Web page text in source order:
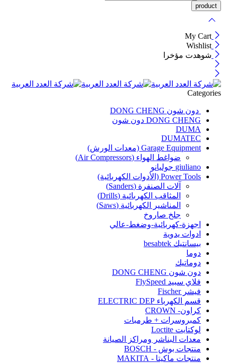
My Cart
Wishlist
شوهدت مؤخرا
Categories
دون شون DONG CHENG
DONG CHENG دون شون
DUMA
DUMATEC
Garage Equipment (معدات الورش)
ضواغط الهواء (Air Compressors)
giuliano جوليانو
Power Tools (الأدوات الكهربائية)
آلات الصنفرة (Sanders)
المثاقب الكهربائية (Drills)
المناشير الكهربائية (Saws)
جلخ صاروخ
اجهزة-كهربائية-وضغط-عالي
ادوات يدوية
بيسانتيك besabtek
دوما
دوماتيك
دون شون DONG CHENG
فلاي سبيد FlySpeed
فيشر Fischer
قسم الكهرباء ELECTRIC DEP
كراون- CROWN
كمبروسرات + طرمبات
لوكتايت Loctite
معدات البناشر ومراكز الصيانة
منتجات بوش - BOSCH
منتجات ماكيتا - MAKITA